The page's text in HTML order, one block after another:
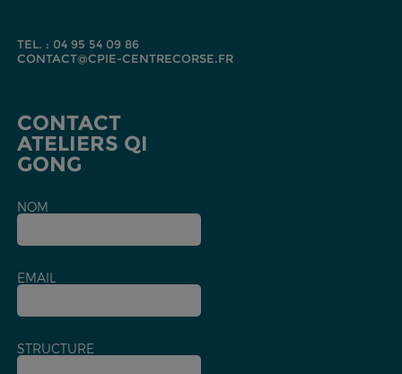
TEL. : 04 95 54 09 86
CONTACT@CPIE-CENTRECORSE.FR
CONTACT
ATELIERS QI
GONG
NOM
EMAIL
STRUCTURE